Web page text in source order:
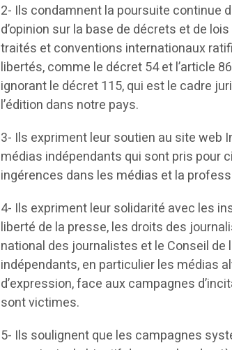
2- Ils condamnent la poursuite continue
d’opinion sur la base de décrets et de
traités et conventions internationaux
libertés, comme le décret 54 et l’article
ignorant le décret 115, qui est le cadre
l’édition dans notre pays.
3- Ils expriment leur soutien au site web
médias indépendants qui sont pris pour
ingérences dans les médias et la
4- Ils expriment leur solidarité avec les
liberté de la presse, les droits des
national des journalistes et le Conseil de
indépendants, en particulier les médias
d’expression, face aux campagnes
sont victimes.
5- Ils soulignent que les campagnes